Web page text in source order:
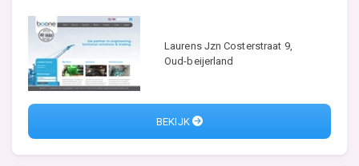
Laurens Jzn Costerstraat 9,
Oud-beijerland
BEKIJK